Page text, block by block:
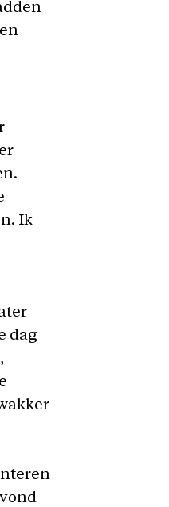
Ik
dag